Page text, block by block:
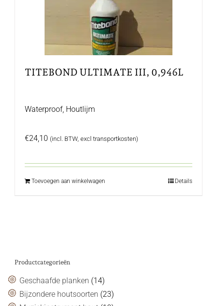
TITEBOND ULTIMATE III, 0,946L
Waterproof, Houtlijm
€24,10 (incl. BTW, excl transportkosten)
Toevoegen aan winkelwagen Details
Productcategorieën
Geschaafde planken (14)
Bijzondere houtsoorten (23)